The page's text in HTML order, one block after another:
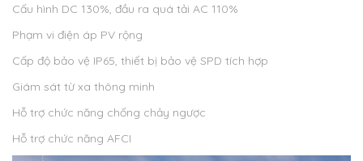
Cấu hình DC 130%, đầu ra quá tải AC 110%
Phạm vi điện áp PV rộng
Cấp độ bảo vệ IP65, thiết bị bảo vệ SPD tích hợp
Giám sát từ xa thông minh
Hỗ trợ chức năng chống chảy ngược
Hỗ trợ chức năng AFCI